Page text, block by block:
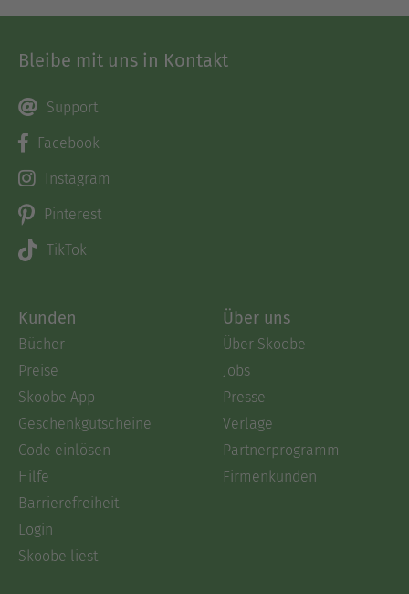
Bleibe mit uns in Kontakt
Support
Facebook
Instagram
Pinterest
TikTok
Kunden
Bücher
Preise
Skoobe App
Geschenkgutscheine
Code einlösen
Hilfe
Barrierefreiheit
Login
Skoobe liest
Über uns
Über Skoobe
Jobs
Presse
Verlage
Partnerprogramm
Firmenkunden